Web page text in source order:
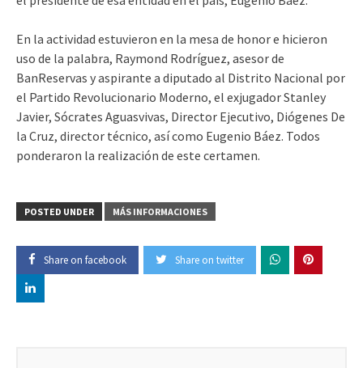
En la actividad estuvieron en la mesa de honor e hicieron
uso de la palabra, Raymond Rodríguez, asesor de
BanReservas y aspirante a diputado al Distrito Nacional por
el Partido Revolucionario Moderno, el exjugador Stanley
Javier, Sócrates Aguasvivas, Director Ejecutivo, Diógenes De
la Cruz, director técnico, así como Eugenio Báez. Todos
ponderaron la realización de este certamen.
POSTED UNDER MÁS INFORMACIONES
Share on facebook Share on twitter